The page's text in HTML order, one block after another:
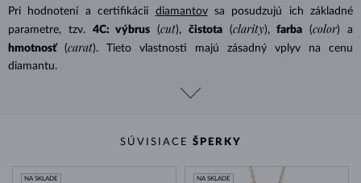
Pri hodnotení a certifikácii diamantovsa posudzujú ich základné
parametre, tzv.
4C: výbrus (cut), čistota (clarity), farba (color) a
hmotnosť
(carat). Tieto vlastnosti majú zásadný vplyv na cenu
diamantu.
SÚVISIACE ŠPERKY
NA SKLADE NA SKLADE